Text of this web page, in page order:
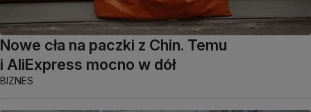
Nowe cła na paczki z Chin. Temu
i AliExpress mocno w dół
BIZNES